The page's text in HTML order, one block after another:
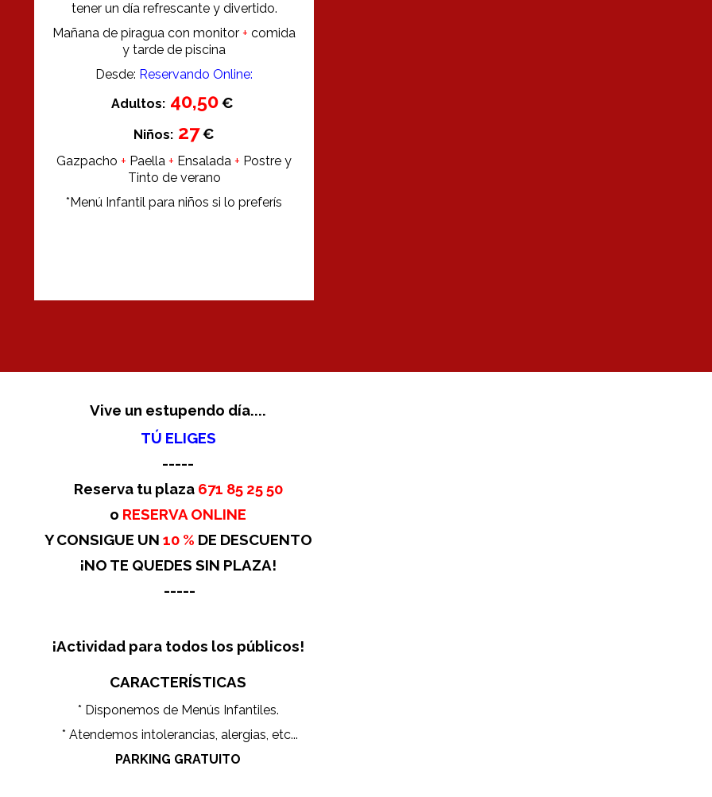
tener un día refrescante y divertido.
Mañana de piragua con monitor + comida
y tarde de piscina
Desde: Reservando Online:
Adultos: 40,50€
Niños: 27€
Gazpacho + Paella + Ensalada + Postre y
Tinto de verano
*Menú Infantil para niños si lo preferís
Vive un estupendo día....
TÚ ELIGES
-----
Reserva tu plaza 671 85 25 50
o RESERVA ONLINE
Y CONSIGUE UN 10 % DE DESCUENTO
¡NO TE QUEDES SIN PLAZA!
-----
¡Actividad para todos los públicos!
CARACTERÍSTICAS
* Disponemos de Menús Infantiles.
* Atendemos intolerancias, alergias, etc...
PARKING GRATUITO